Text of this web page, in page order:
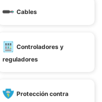
Cables
Controladores y
reguladores
Protección contra